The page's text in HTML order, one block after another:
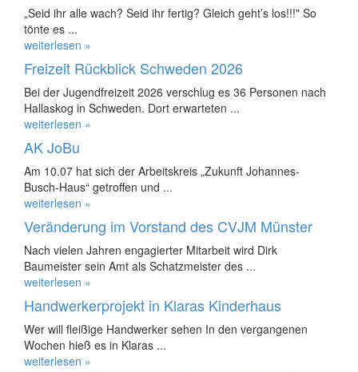
„Seid ihr alle wach? Seid ihr fertig? Gleich geht’s los!!!" So
tönte es ...
weiterlesen »
Freizeit Rückblick Schweden 2026
Bei der Jugendfreizeit 2026 verschlug es 36 Personen nach
Hallaskog in Schweden. Dort erwarteten ...
weiterlesen »
AK JoBu
Am 10.07 hat sich der Arbeitskreis „Zukunft Johannes-
Busch-Haus“ getroffen und ...
weiterlesen »
Veränderung im Vorstand des CVJM Münster
Nach vielen Jahren engagierter Mitarbeit wird Dirk
Baumeister sein Amt als Schatzmeister des ...
weiterlesen »
Handwerkerprojekt in Klaras Kinderhaus
Wer will fleißige Handwerker sehen In den vergangenen
Wochen hieß es in Klaras ...
weiterlesen »